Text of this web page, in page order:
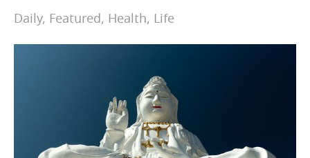
Daily, Featured, Health, Life